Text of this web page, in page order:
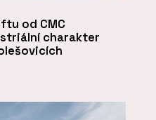
od CMC
charakter